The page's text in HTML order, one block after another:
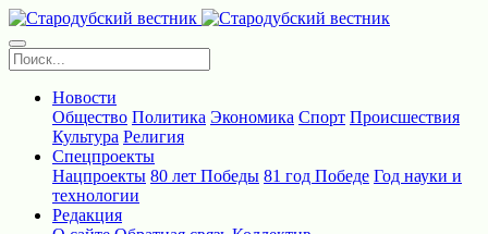
Новости
Общество Политика Экономика Спорт Происшествия
Культура Религия
Спецпроекты
Нацпроекты 80 лет Победы 81 год Победе Год науки и
технологии
Редакция